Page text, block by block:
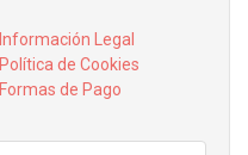
Información Legal
Política de Cookies
Formas de Pago